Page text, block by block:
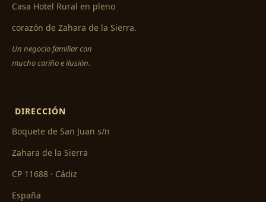
Casa Hotel Rural en pleno
corazón de Zahara de la Sierra.
Un negocio familiar con
mucho cariño e ilusión.
DIRECCIÓN
Boquete de San Juan s/n
Zahara de la Sierra
CP 11688 · Cádiz
España